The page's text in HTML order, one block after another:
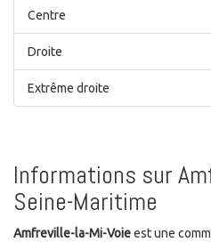
Centre
Droite
Extrême droite
Informations sur
Seine-Maritime
Amfreville-la-Mi-Voieest une